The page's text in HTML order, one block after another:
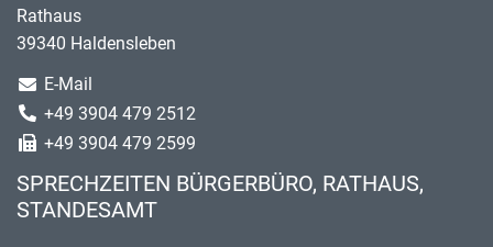
Rathaus
39340 Haldensleben
E-Mail
+49 3904 479 2512
+49 3904 479 2599
SPRECHZEITEN BÜRGERBÜRO, RATHAUS,
STANDESAMT